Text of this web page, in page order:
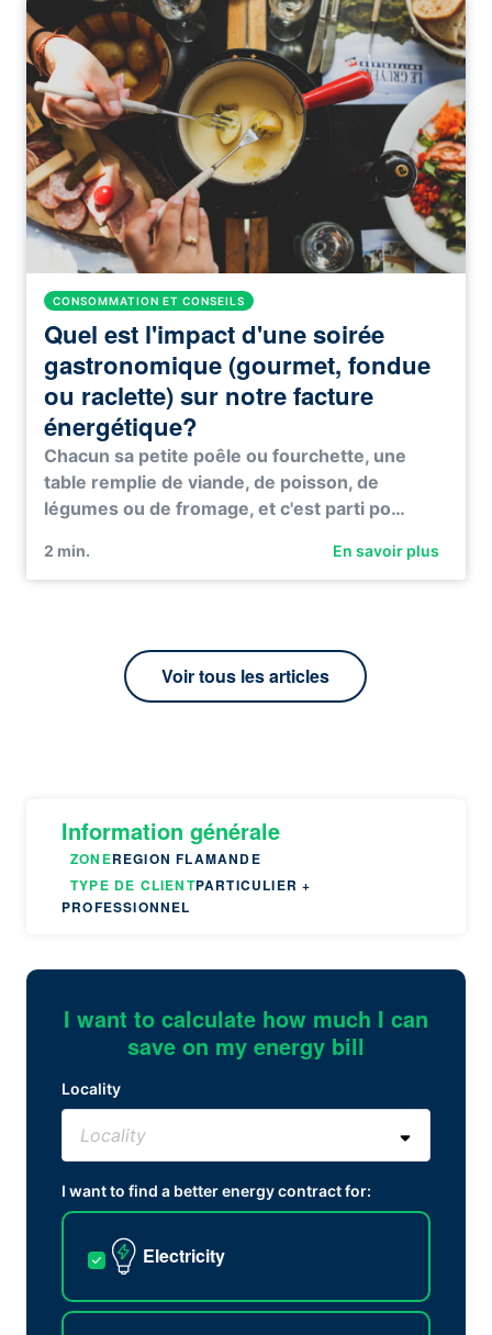
CONSOMMATION ET CONSEILS
Quel est l'impact d'une soirée
gastronomique (gourmet, fondue
ou raclette) sur notre facture
énergétique?
Chacun sa petite poêle ou fourchette, une
table remplie de viande, de poisson, de
légumes ou de fromage, et c'est parti po…
2 min. En savoir plus
Voir tous les articles
Information générale
ZONEREGION FLAMANDE
TYPE DE CLIENTPARTICULIER +
PROFESSIONNEL
I want to calculate how much I can
save on my energy bill
Locality
I want to find a better energy contract for:
Electricity